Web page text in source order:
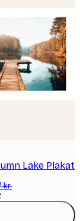
Lake Plakat
kr.